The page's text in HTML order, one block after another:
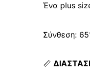
Ένα plus
Σύνθεση:
📏